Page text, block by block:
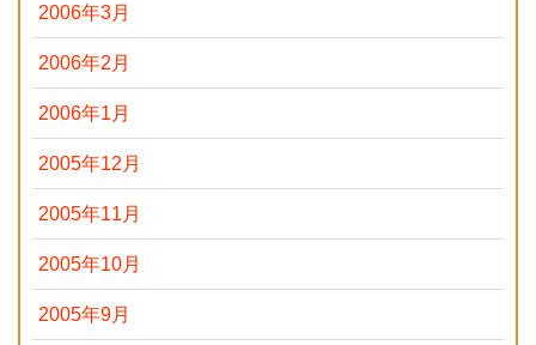
2006年3月
2006年2月
2006年1月
2005年12月
2005年11月
2005年10月
2005年9月